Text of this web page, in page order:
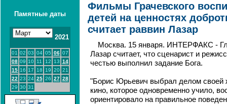
Памятные даты
2021
01 02 03 04 05 06 07
08 09 10 11 12 13 14
15 16 17 18 19 20 21
22 23 24 25 26 27 28
29 30 31
Фильмы Грачевского
детей на ценностях
считает раввин Лазар
Москва. 15 января. ИНТЕРФАКС -
Лазар считает, что сценарист и
честью выполнил задание Бога.
"Борис Юрьевич выбрал делом своей
кино, которое одновременно учило,
ориентировало на правильное